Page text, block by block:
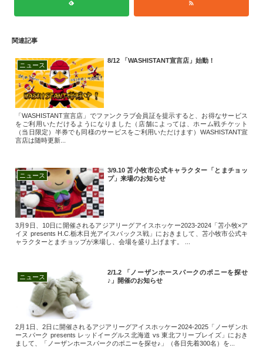
関連記事
ニュース
8/12 「WASHISTANT宣言店」始動！
「WASHISTANT宣言店」でファンクラブ会員証を提示すると、お得なサービス
をご利用いただけるようになりました（店舗によっては、ホーム戦チケット
（当日限定）半券でも同様のサービスをご利用いただけます）WASHISTANT宣
言店は随時更新...
ニュース
3/9.10 苫小牧市公式キャラクター「とまチョッ
プ」来場のお知らせ
3月9日、10日に開催されるアジアリーグアイスホッケー2023-2024「苫小牧×ア
イヌ presents H.C.栃木日光アイスバックス戦」におきまして、苫小牧市公式キ
ャラクターとまチョップが来場し、会場を盛り上げます。 ...
ニュース
2/1.2 「ノーザンホースパークのポニーを探せ
♪」開催のお知らせ
2月1日、2日に開催されるアジアリーグアイスホッケー2024-2025「ノーザンホ
ースパーク presents レッドイーグルス北海道 vs 東北フリーブレイズ」におき
まして、「ノーザンホースパークのポニーを探せ♪」（各日先着300名）を...